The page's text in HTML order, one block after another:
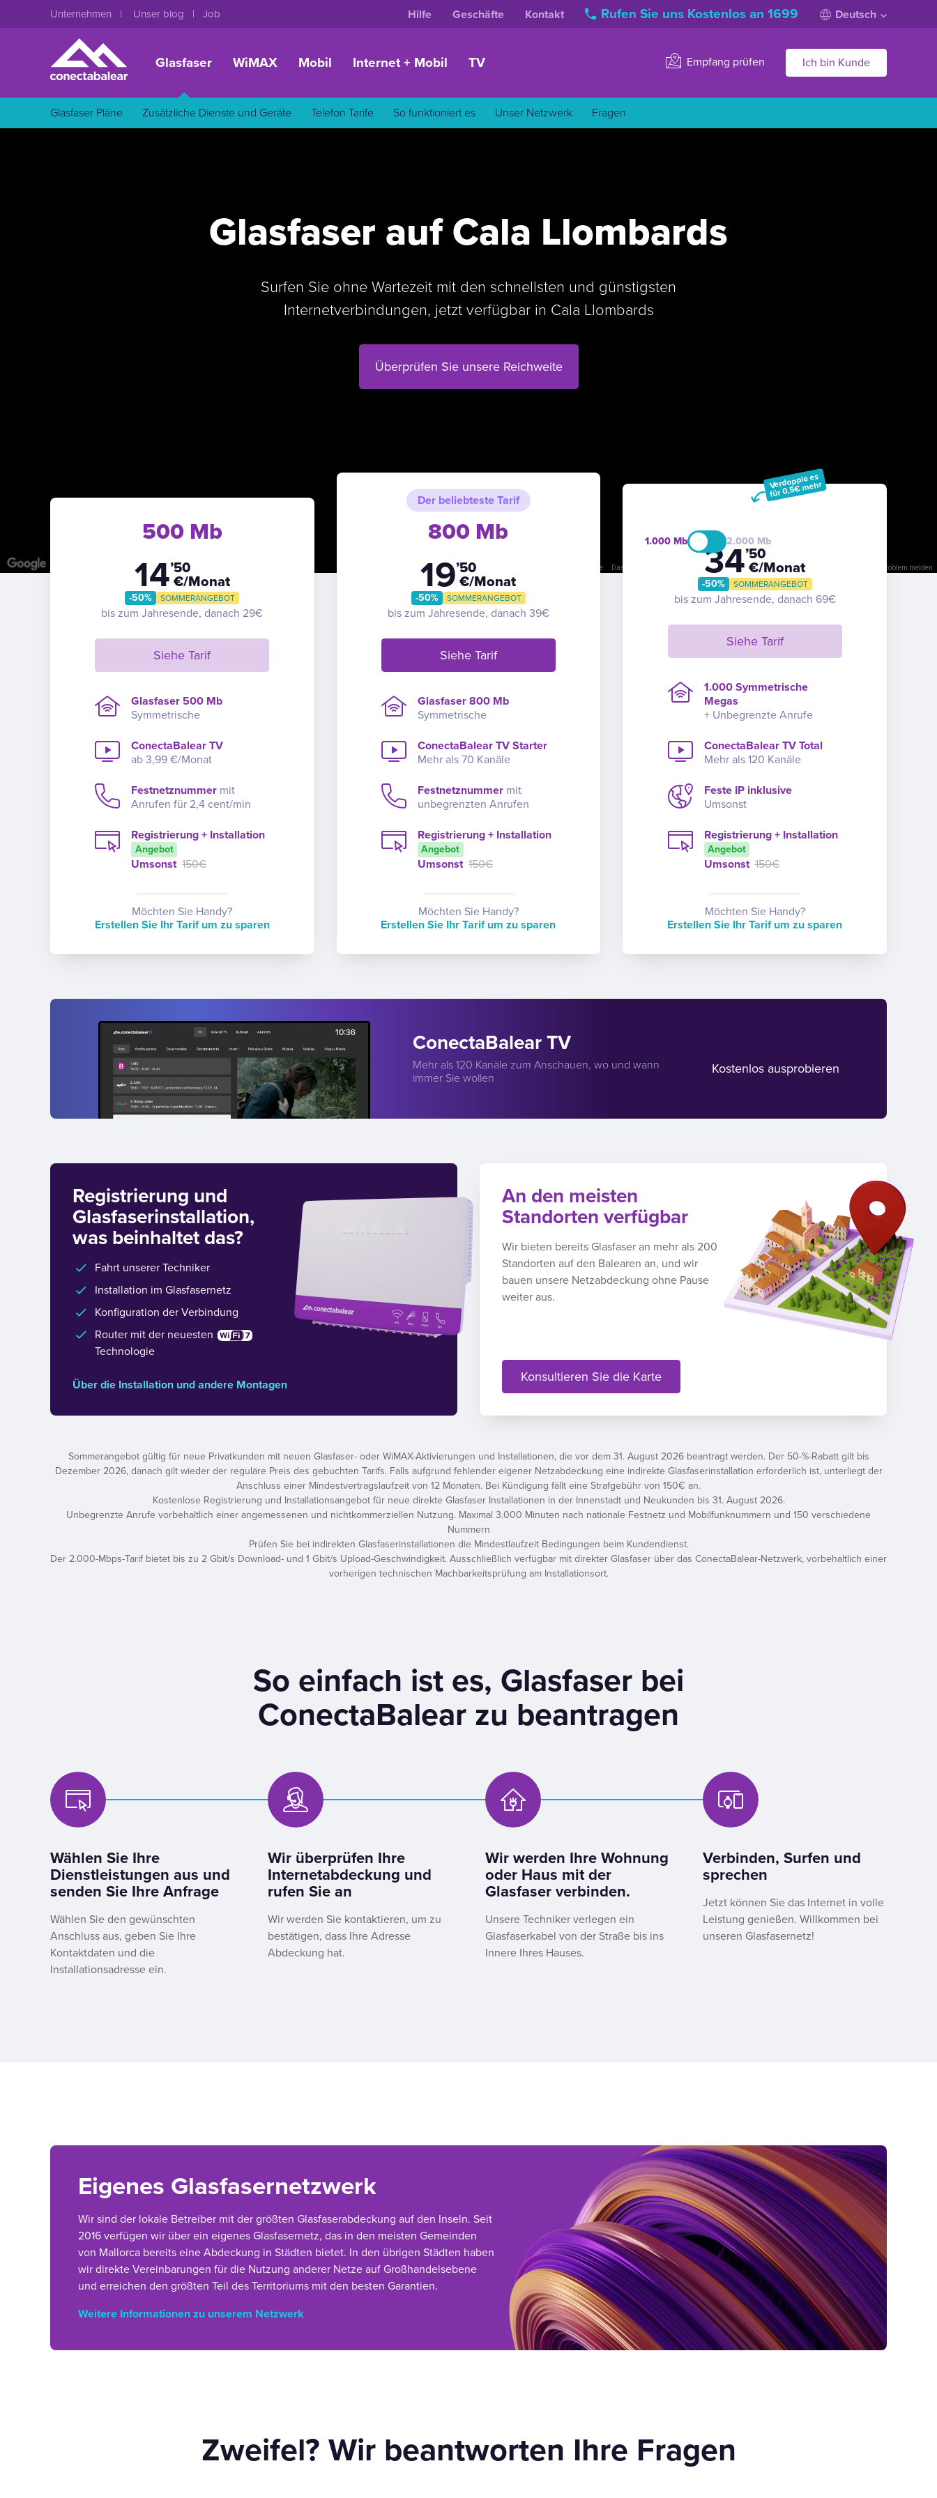
Unternehmen Unser blog Job Hilfe Geschäfte Kontakt Rufen Sie uns Kostenlos an 1699 Deutsch
Glasfaser WiMAX Mobil Internet + Mobil TV Empfang prüfen Ich bin Kunde
Glasfaser Pläne Zusätzliche Dienste und Geräte Telefon Tarife So funktioniert es Unser Netzwerk Fragen
Kurzbefehle Das Bild ist möglicherweise urheberrechtlich geschützt Nutzungsbedingungen Problem melden
Glasfaser auf Cala Llombards
Surfen Sie ohne Wartezeit mit den schnellsten und günstigsten
Internetverbindungen, jetzt verfügbar in Cala Llombards
Überprüfen Sie unsere Reichweite
500 Mb
14’50
€/Monat
-50% SOMMERANGEBOT
bis zum Jahresende, danach 29€
Siehe Tarif
Glasfaser 500 Mb
Symmetrische
ConectaBalear TV
ab 3,99 €/Monat
Festnetznummer mit
Anrufen für 2,4 cent/min
Registrierung + Installation
Angebot
Umsonst 150€
Möchten Sie Handy?
Erstellen Sie Ihr Tarif um zu sparen
Der beliebteste Tarif
800 Mb
19’50
€/Monat
-50% SOMMERANGEBOT
bis zum Jahresende, danach 39€
Siehe Tarif
Glasfaser 800 Mb
Symmetrische
ConectaBalear TV Starter
Mehr als 70 Kanäle
Festnetznummermit
unbegrenzten Anrufen
Registrierung + Installation
Angebot
Umsonst 150€
Möchten Sie Handy?
Erstellen Sie Ihr Tarif um zu sparen
1.000 2.000
Verdopple es
für 0,5€ mehr
34’50
€/Monat
-50% SOMMERANGEBOT
bis zum Jahresende, danach 69€
Siehe Tarif
1.000 Symmetrische
Megas
+ Unbegrenzte Anrufe
ConectaBalear TV Total
Mehr als 120 Kanäle
Feste IP inklusive
Umsonst
Registrierung + Installation
Angebot
Umsonst 150€
Möchten Sie Handy?
Erstellen Sie Ihr Tarif um zu sparen
ConectaBalear TV
Mehr als 120 Kanäle zum Anschauen, wo und wann
immer Sie wollen
Kostenlos ausprobieren
Registrierung und
Glasfaserinstallation,
was beinhaltet das?
Fahrt unserer Techniker
Installation im Glasfasernetz
Konfiguration der Verbindung
Router mit der neuesten
Technologie
Über die Installation und andere Montagen
An den meisten
Standorten verfügbar
Wir bieten bereits Glasfaser an mehr als 200
Standorten auf den Balearen an, und wir
bauen unsere Netzabdeckung ohne Pause
weiter aus.
Konsultieren Sie die Karte
Sommerangebot gültig für neue Privatkunden mit neuen Glasfaser- oder WiMAX-Aktivierungen und Installationen, die vor dem 31. August 2026 beantragt werden. Der 50-%-Rabatt gilt bis
Dezember 2026, danach gilt wieder der reguläre Preis des gebuchten Tarifs. Falls aufgrund fehlender eigener Netzabdeckung eine indirekte Glasfaserinstallation erforderlich ist, unterliegt der
Anschluss einer Mindestvertragslaufzeit von 12 Monaten. Bei Kündigung fällt eine Strafgebühr von 150€ an.
Kostenlose Registrierung und Installationsangebot für neue direkte Glasfaser Installationen in der Innenstadt und Neukunden bis 31. August 2026.
Unbegrenzte Anrufe vorbehaltlich einer angemessenen und nichtkommerziellen Nutzung. Maximal 3.000 Minuten nach nationale Festnetz und Mobilfunknummern und 150 verschiedene
Nummern
Prüfen Sie bei indirekten Glasfaserinstallationen die Mindestlaufzeit Bedingungen beim Kundendienst.
Der 2.000-Mbps-Tarif bietet bis zu 2 Gbit/s Download- und 1 Gbit/s Upload-Geschwindigkeit. Ausschließlich verfügbar mit direkter Glasfaser über das ConectaBalear-Netzwerk, vorbehaltlich einer
vorherigen technischen Machbarkeitsprüfung am Installationsort.
So einfach ist es, Glasfaser bei
ConectaBalear zu beantragen
Wählen Sie Ihre
Dienstleistungen aus und
senden Sie Ihre Anfrage
Wählen Sie den gewünschten
Anschluss aus, geben Sie Ihre
Kontaktdaten und die
Installationsadresse ein.
Wir überprüfen Ihre
Internetabdeckung und
rufen Sie an
Wir werden Sie kontaktieren, um zu
bestätigen, dass Ihre Adresse
Abdeckung hat.
Wir werden Ihre Wohnung
oder Haus mit der
Glasfaser verbinden.
Unsere Techniker verlegen ein
Glasfaserkabel von der Straße bis ins
Innere Ihres Hauses.
Verbinden, Surfen und
sprechen
Jetzt können Sie das Internet in volle
Leistung genießen. Willkommen bei
unseren Glasfasernetz!
Eigenes Glasfasernetzwerk
Wir sind der lokale Betreiber mit der größten Glasfaserabdeckung auf den Inseln. Seit
2016 verfügen wir über ein eigenes Glasfasernetz, das in den meisten Gemeinden
von Mallorca bereits eine Abdeckung in Städten bietet. In den übrigen Städten haben
wir direkte Vereinbarungen für die Nutzung anderer Netze auf Großhandelsebene
und erreichen den größten Teil des Territoriums mit den besten Garantien.
Weitere Informationen zu unserem Netzwerk
Zweifel? Wir beantworten Ihre Fragen